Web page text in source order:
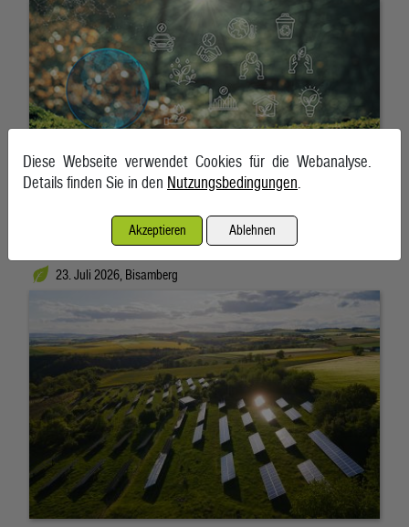
Klimakurs zeigt Wirkung
23. Juli 2026, Bisamberg
Diese Webseite verwendet Cookies für die Webanalyse.
Details finden Sie in den Nutzungsbedingungen.
Akzeptieren Ablehnen